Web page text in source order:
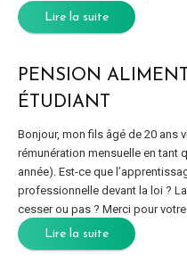
Lire la suite
PENSION
ÉTUDIANT
Bonjour, mon fils âgé de 20 ans
rémunération mensuelle en tant
année). Est-ce que
professionnelle devant la loi ?
cesser ou pas ? Merci pour votre
Lire la suite